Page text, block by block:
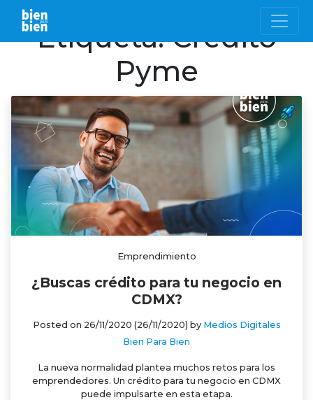
Etiqueta:Crédito
Pyme
Emprendimiento
¿Buscas crédito para tu negocio en
CDMX?
Posted on 26/11/2020 (26/11/2020) byMedios Digitales
Bien Para Bien
La nueva normalidad plantea muchos retos para los
emprendedores. Un crédito para tu negocio en CDMX
puede impulsarte en esta etapa.